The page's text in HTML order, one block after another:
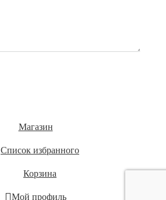
Магазин
Список избранного
Корзина
Мой профиль